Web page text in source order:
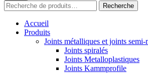
Recherche
pour :
Recherche
Accueil
Produits
Joints métalliques et joints semi-
Joints spiralés
Joints Metalloplastiques
Joints Kammprofile